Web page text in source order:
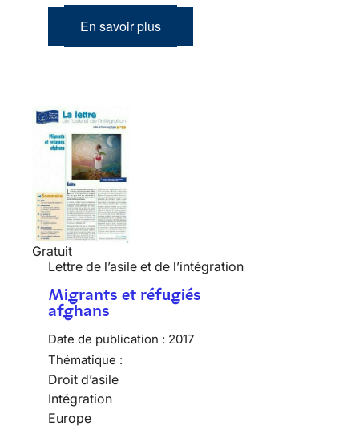
En savoir plus
Gratuit
Lettre de l’asile et de l’intégration
Migrants et réfugiés
afghans
Date de publication : 2017
Thématique :
Droit d’asile
Intégration
Europe